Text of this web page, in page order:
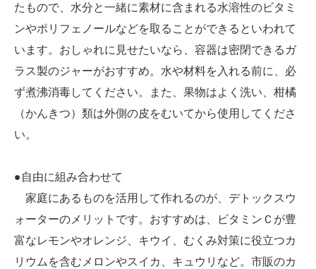
たもので、水分と一緒に素材に含まれる水溶性のビタミ
ンやポリフェノールなどを取ることができるといわれて
います。おしゃれに見せたいなら、容器は密閉できるガ
ラス製のジャーがおすすめ。水や材料を入れる前に、必
ず煮沸消毒してください。また、果物はよく洗い、柑橘
（かんきつ）類は外側の皮をむいてから使用してくださ
い。
●自由に組み合わせて
家庭にあるものを活用して作れるのが、デトックスウ
ォーターのメリットです。おすすめは、ビタミンＣが豊
富なレモンやオレンジ、キウイ、むくみ対策に役立つカ
リウムを含むメロンやスイカ、キュウリなど。市販のカ